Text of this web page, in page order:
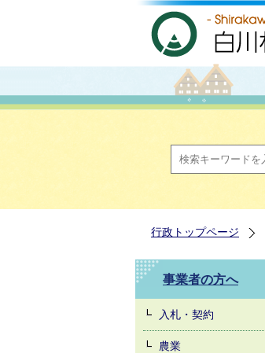
行政トップページ
事業者の方へ
入札・契約
農業